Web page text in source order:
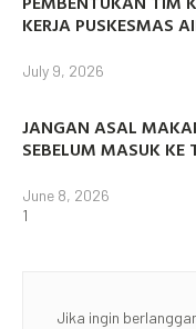
KERJA PUSKESMAS
July 9, 2026
JANGAN ASAL
SEBELUM MASUK KE
June 8, 2026
Jika ingin